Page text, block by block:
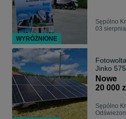
Sępólno
03
Jinko
Nowe
20 000
Sępólno
WYRÓŻNIONE